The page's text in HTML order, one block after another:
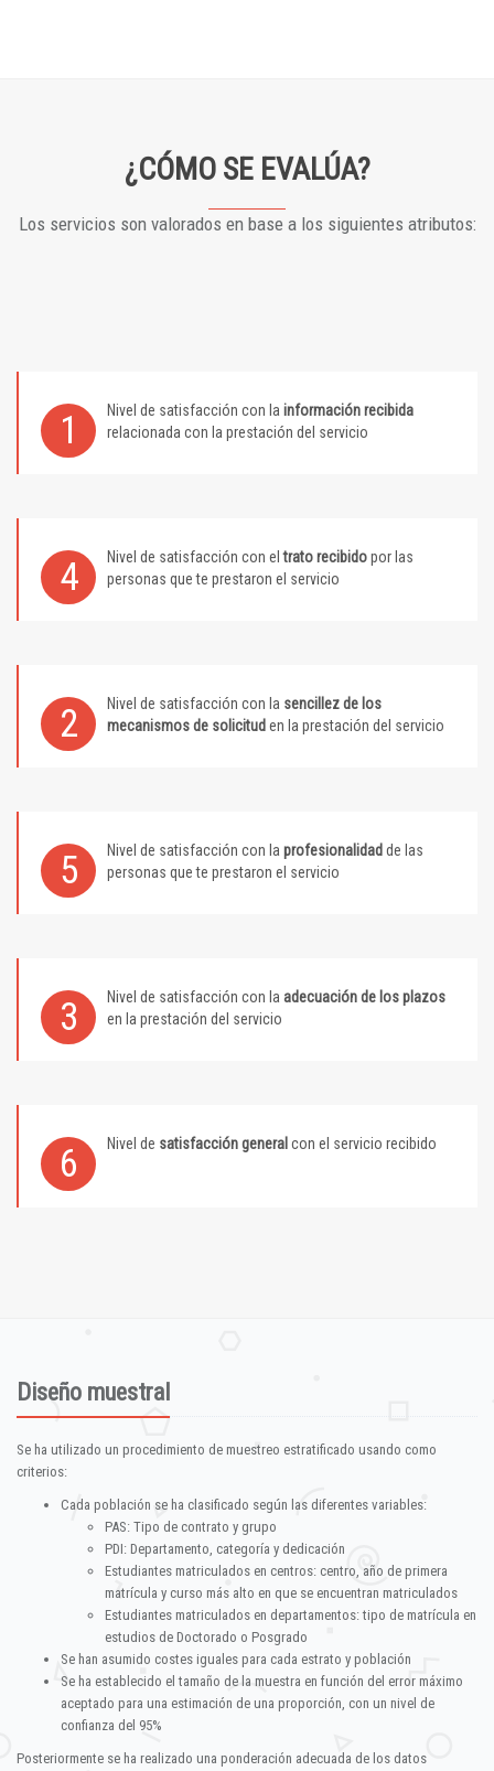
¿CÓMO SE EVALÚA?
Los servicios son valorados en base a los siguientes atributos:
1 Nivel de satisfacción con la información recibida
relacionada con la prestación del servicio
4 Nivel de satisfacción con eltrato recibidopor las
personas que te prestaron el servicio
2 Nivel de satisfacción con la sencillez de los
mecanismos de solicitud en la prestación del servicio
5 Nivel de satisfacción con la profesionalidad de las
personas que te prestaron el servicio
3 Nivel de satisfacción con la adecuación de los plazos
en la prestación del servicio
6 Nivel de satisfacción general con el servicio recibido
Diseño muestral
Se ha utilizado un procedimiento de muestreo estratificado usando como
criterios:
Cada población se ha clasificado según las diferentes variables:
PAS: Tipo de contrato y grupo
PDI: Departamento, categoría y dedicación
Estudiantes matriculados en centros: centro, año de primera
matrícula y curso más alto en que se encuentran matriculados
Estudiantes matriculados en departamentos: tipo de matrícula en
estudios de Doctorado o Posgrado
Se han asumido costes iguales para cada estrato y población
Se ha establecido el tamaño de la muestra en función del error máximo
aceptado para una estimación de una proporción, con un nivel de
confianza del 95%
Posteriormente se ha realizado una ponderación adecuada de los datos